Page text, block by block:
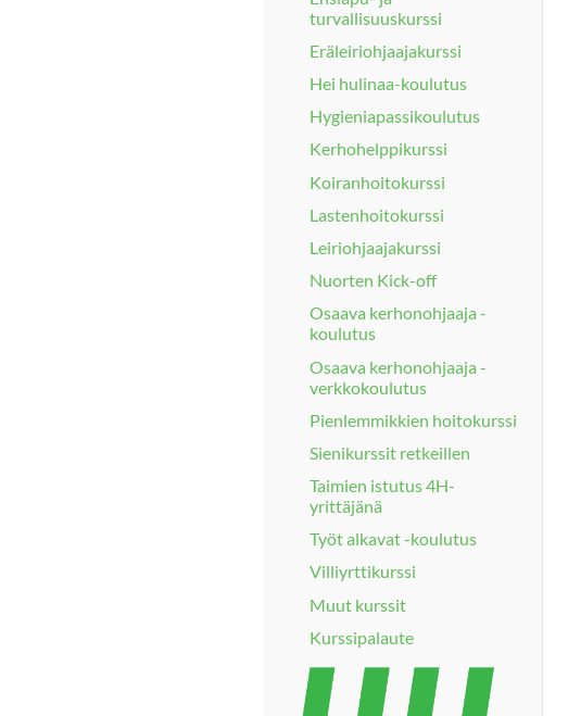
turvallisuuskurssi
Eräleiriohjaajakurssi
Hei hulinaa-koulutus
Hygieniapassikoulutus
Kerhohelppikurssi
Koiranhoitokurssi
Lastenhoitokurssi
Leiriohjaajakurssi
Nuorten Kick-off
Osaava kerhonohjaaja -
koulutus
Osaava kerhonohjaaja -
verkkokoulutus
Pienlemmikkien hoitokurssi
Sienikurssit retkeillen
Taimien istutus 4H-
yrittäjänä
Työt alkavat -koulutus
Villiyrttikurssi
Muut kurssit
Kurssipalaute